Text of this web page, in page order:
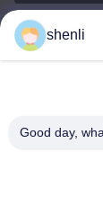
shenli
Good day,